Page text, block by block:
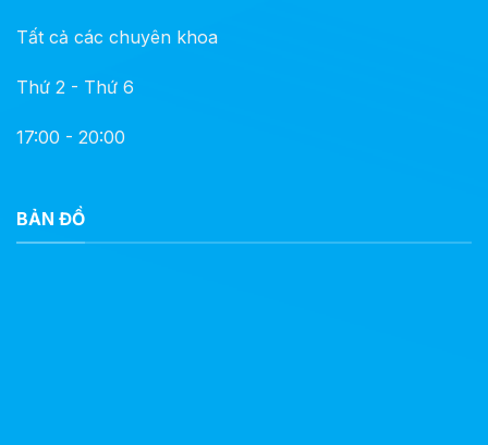
Tất cả các chuyên khoa
Thứ 2 - Thứ 6
17:00 - 20:00
BẢN ĐỒ